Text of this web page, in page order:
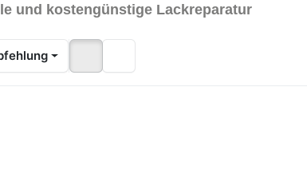
und kostengünstige Lackreparatur